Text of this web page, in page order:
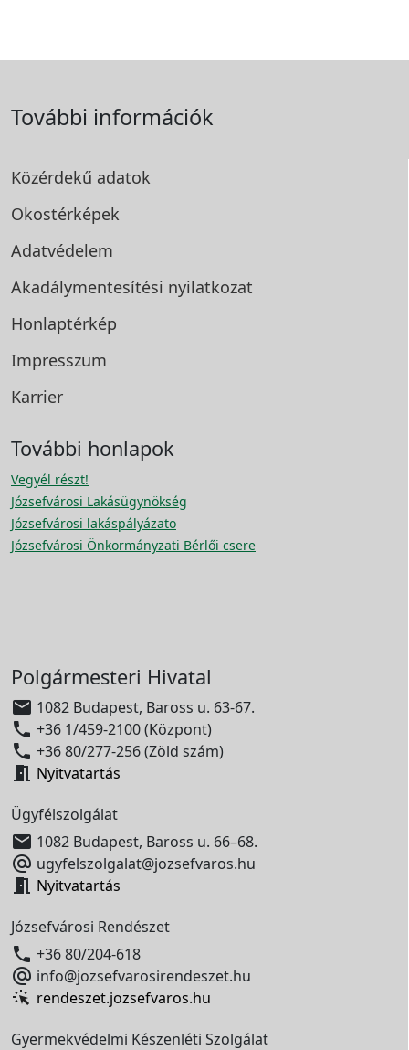
További információk
Közérdekű adatok
Okostérképek
Adatvédelem
Akadálymentesítési nyilatkozat
Honlaptérkép
Impresszum
Karrier
További honlapok
Vegyél részt!
Józsefvárosi Lakásügynökség
Józsefvárosi lakáspályázato
Józsefvárosi Önkormányzati Bérlői csere
Polgármesteri Hivatal
 1082 Budapest, Baross u. 63-67.
 +36 1/459-2100 (Központ)
 +36 80/277-256 (Zöld szám)
 Nyitvatartás
Ügyfélszolgálat
 1082 Budapest, Baross u. 66–68.
 ugyfelszolgalat@jozsefvaros.hu
 Nyitvatartás
Józsefvárosi Rendészet
 +36 80/204-618
 info@jozsefvarosirendeszet.hu
rendeszet.jozsefvaros.hu
Gyermekvédelmi Készenléti Szolgálat